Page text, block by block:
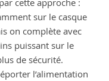
cette approche :
sur le casque
on complète avec
puissant sur le
de sécurité.
l’alimentation